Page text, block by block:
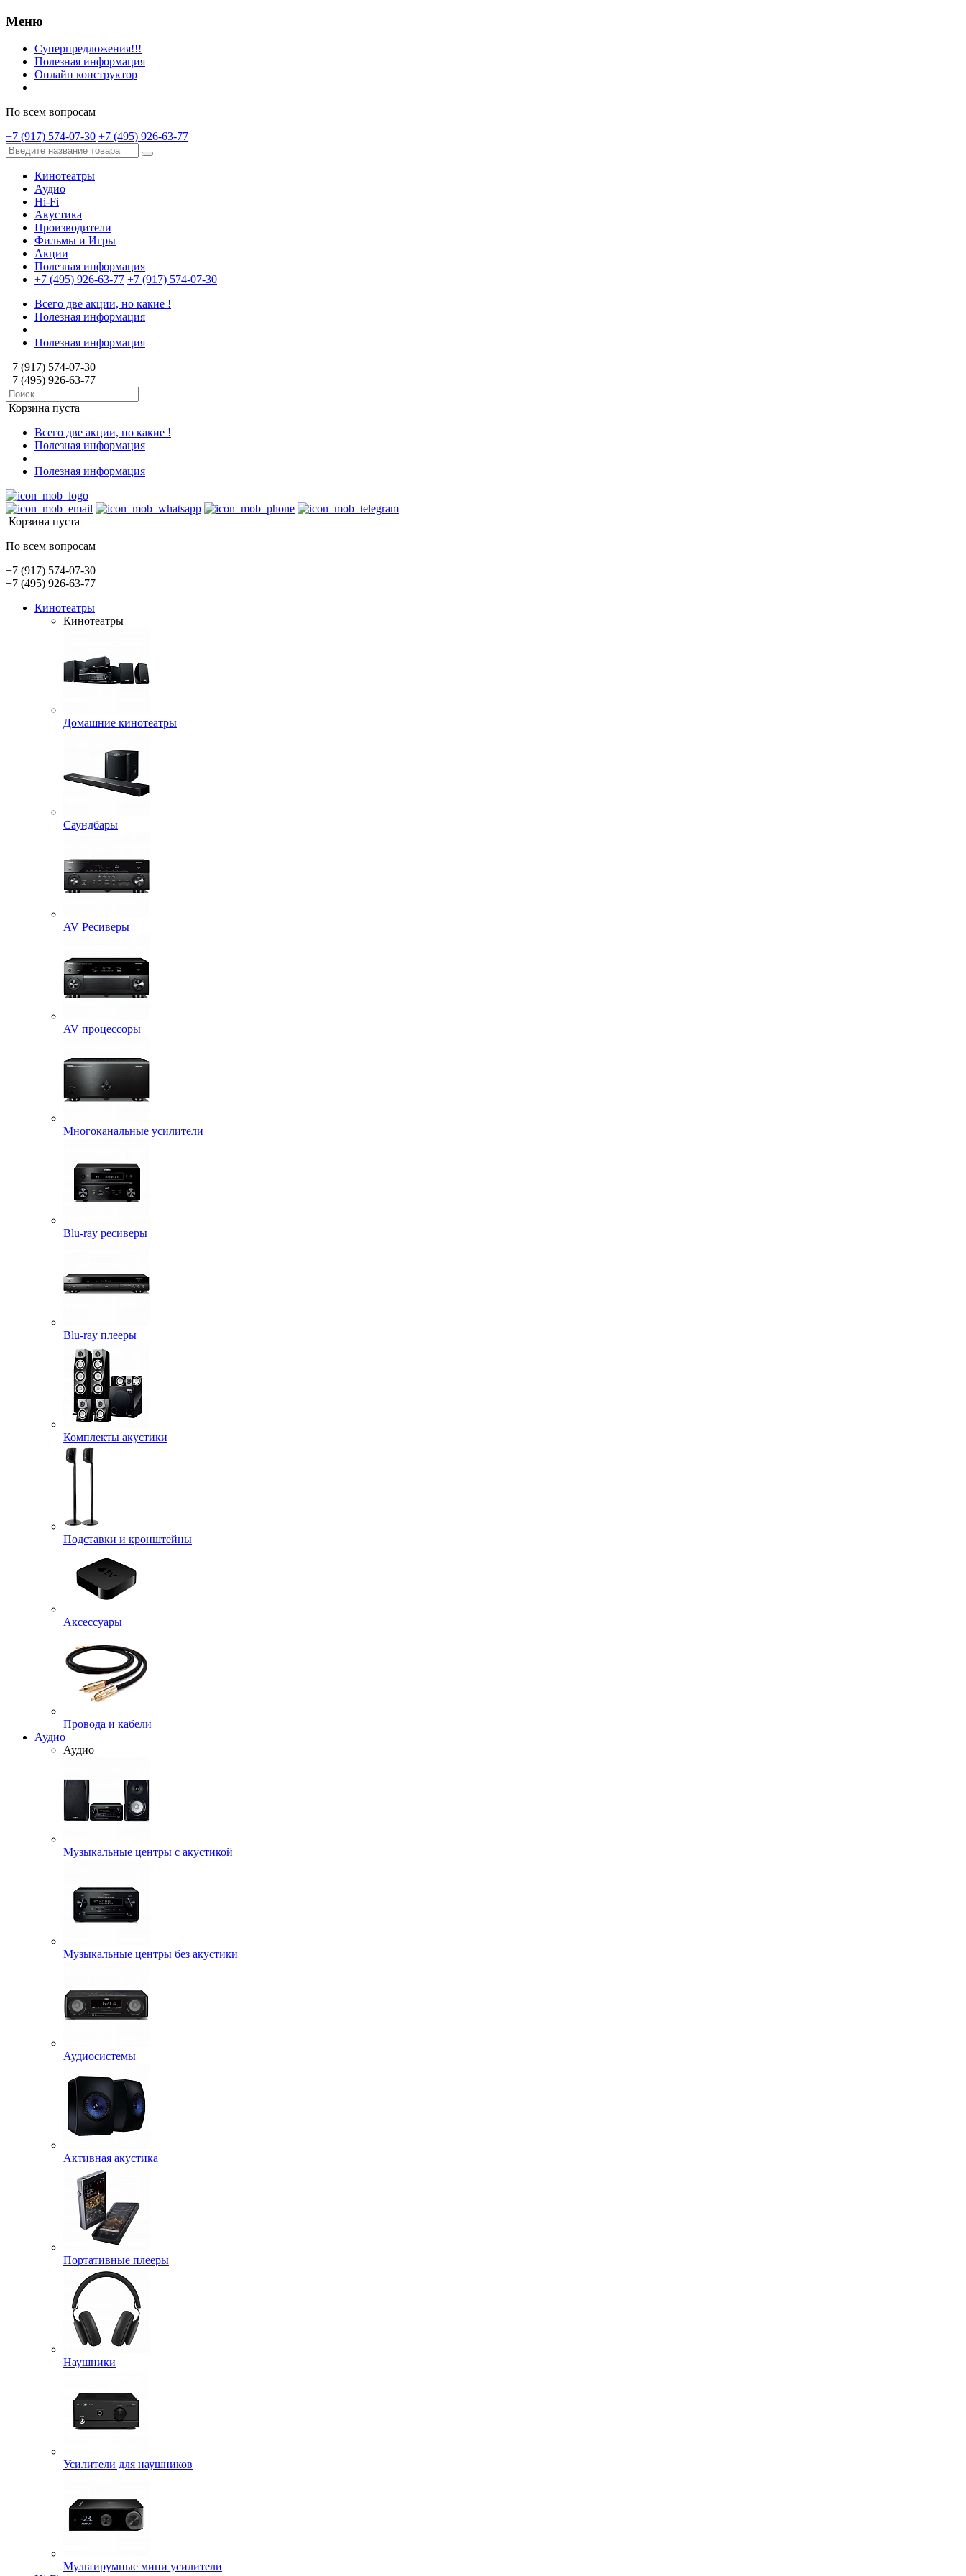
Меню
Суперпредложения!!!
Полезная информация
Онлайн конструктор
По всем вопросам
+7 (917) 574-07-30 +7 (495) 926-63-77
Кинотеатры
Аудио
Hi-Fi
Акустика
Производители
Фильмы и Игры
Акции
Полезная информация
+7 (495) 926-63-77 +7 (917) 574-07-30
Всего две акции, но какие !
Полезная информация
Полезная информация
+7 (917) 574-07-30
+7 (495) 926-63-77
Корзина пуста
Всего две акции, но какие !
Полезная информация
Полезная информация
Корзина пуста
По всем вопросам
+7 (917) 574-07-30
+7 (495) 926-63-77
Кинотеатры
Кинотеатры
Домашние кинотеатры
Саундбары
AV Ресиверы
AV процессоры
Многоканальные усилители
Blu-ray ресиверы
Blu-ray плееры
Комплекты акустики
Подставки и кронштейны
Аксессуары
Провода и кабели
Аудио
Аудио
Музыкальные центры с акустикой
Музыкальные центры без акустики
Аудиосистемы
Активная акустика
Портативные плееры
Наушники
Усилители для наушников
Мультирумные мини усилители